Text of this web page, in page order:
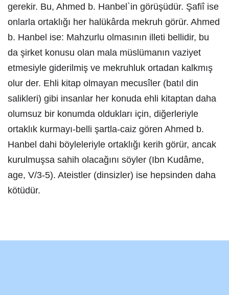
gerekir. Bu, Ahmed b. Hanbel`in görüşüdür. Şafiî ise
onlarla ortaklığı her halükârda mekruh görür. Ahmed
b. Hanbel ise: Mahzurlu olmasının illeti bellidir, bu
da şirket konusu olan mala müslümanın vaziyet
etmesiyle giderilmiş ve mekruhluk ortadan kalkmış
olur der. Ehli kitap olmayan mecusîler (batıl din
salikleri) gibi insanlar her konuda ehli kitaptan daha
olumsuz bir konumda oldukları için, diğerleriyle
ortaklık kurmayı-belli şartla-caiz gören Ahmed b.
Hanbel dahi böyleleriyle ortaklığı kerih görür, ancak
kurulmuşsa sahih olacağını söyler (Ibn Kudâme,
age, V/3-5). Ateistler (dinsizler) ise hepsinden daha
kötüdür.